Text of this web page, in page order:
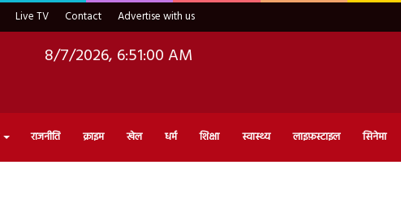
Live TV Contact Advertise with us
8/7/2026, 6:51:01 AM
राजनीति क्राइम खेल धर्म शिक्षा स्वास्थ्य लाइफ़स्टाइल सिनेमा